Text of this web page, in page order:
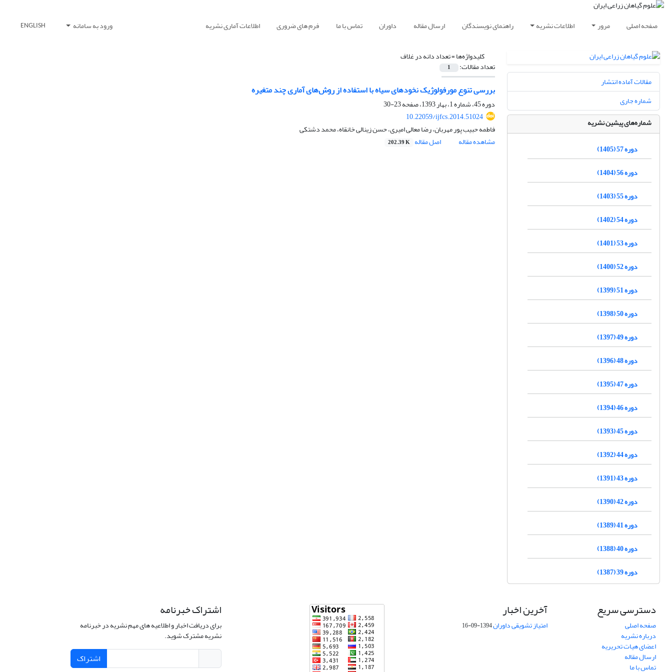
صفحه اصلی مرور اطلاعات نشریه راهنمای نویسندگان ارسال مقاله داوران تماس با ما فرم های ضروری اطلاعات آماری نشریه ورود به سامانه ENGLISH
کلیدواژه‌ها =تعداد دانه در غلاف
تعداد مقالات: 1
بررسی تنوع مورفولوژیک نخودهای سیاه با استفاده از روش‌های آماری چند متغیره
دوره 45، شماره 1، بهار 1393، صفحه
23-30
10.22059/ijfcs.2014.51024
فاطمه حبیب پور مهربان، رضا معالی امیری، حسن زینالی خانقاه، محمد دشتکی
مشاهده مقاله
اصل مقاله 202.39 K
مقالات آماده انتشار
شماره جاری
شماره‌های پیشین نشریه
دوره 57 (1405)
دوره 56 (1404)
دوره 55 (1403)
دوره 54 (1402)
دوره 53 (1401)
دوره 52 (1400)
دوره 51 (1399)
دوره 50 (1398)
دوره 49 (1397)
دوره 48 (1396)
دوره 47 (1395)
دوره 46 (1394)
دوره 45 (1393)
دوره 44 (1392)
دوره 43 (1391)
دوره 42 (1390)
دوره 41 (1389)
دوره 40 (1388)
دوره 39 (1387)
دسترسی سریع
صفحه اصلی
درباره نشریه
اعضای هیات تحریریه
ارسال مقاله
تماس با ما
آخرین اخبار
امتیاز تشویقی داوران1394-09-16
اشتراک خبرنامه
برای دریافت اخبار و اطلاعیه های مهم نشریه در خبرنامه
نشریه مشترک شوید.
اشتراک